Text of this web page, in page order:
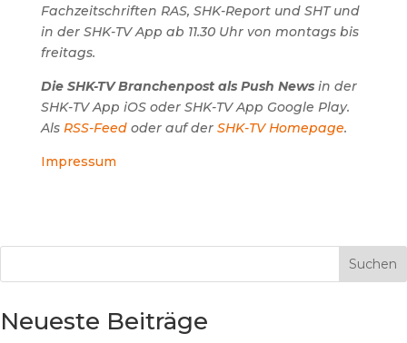
Fachzeitschriften RAS, SHK-Report und SHT und
in der SHK-TV App ab 11.30 Uhr von montags bis
freitags.
Die SHK-TV Branchenpost als Push Newsin der
SHK-TV App iOS oder SHK-TV App Google Play.
Als RSS-Feedoder auf der SHK-TV Homepage.
Impressum
Suchen
Neueste Beiträge